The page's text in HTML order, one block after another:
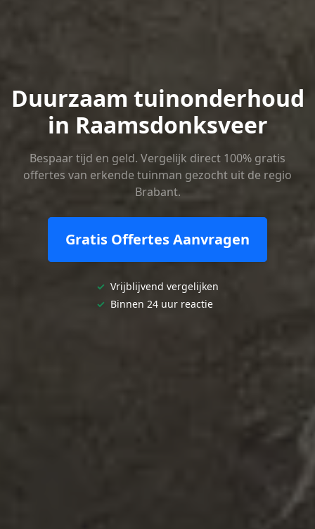
Duurzaam tuinonderhoud
in Raamsdonksveer
Bespaar tijd en geld. Vergelijk direct 100% gratis
offertes van erkende tuinman gezocht uit de regio
Brabant.
Gratis Offertes Aanvragen
✓ Vrijblijvend vergelijken
✓ Binnen 24 uur reactie